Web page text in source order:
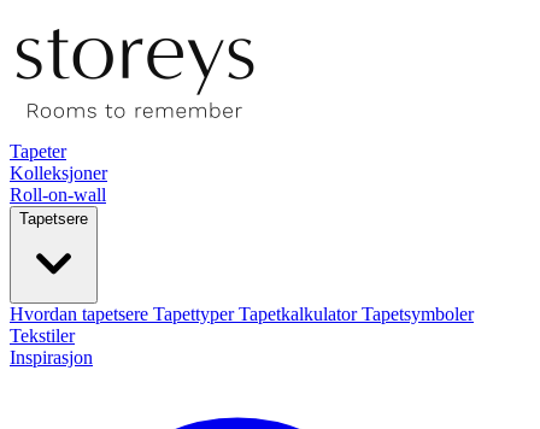
Tapeter
Kolleksjoner
Roll-on-wall
Tapetsere
Hvordan tapetsere TapettyperTapetkalkulatorTapetsymboler
Tekstiler
Inspirasjon